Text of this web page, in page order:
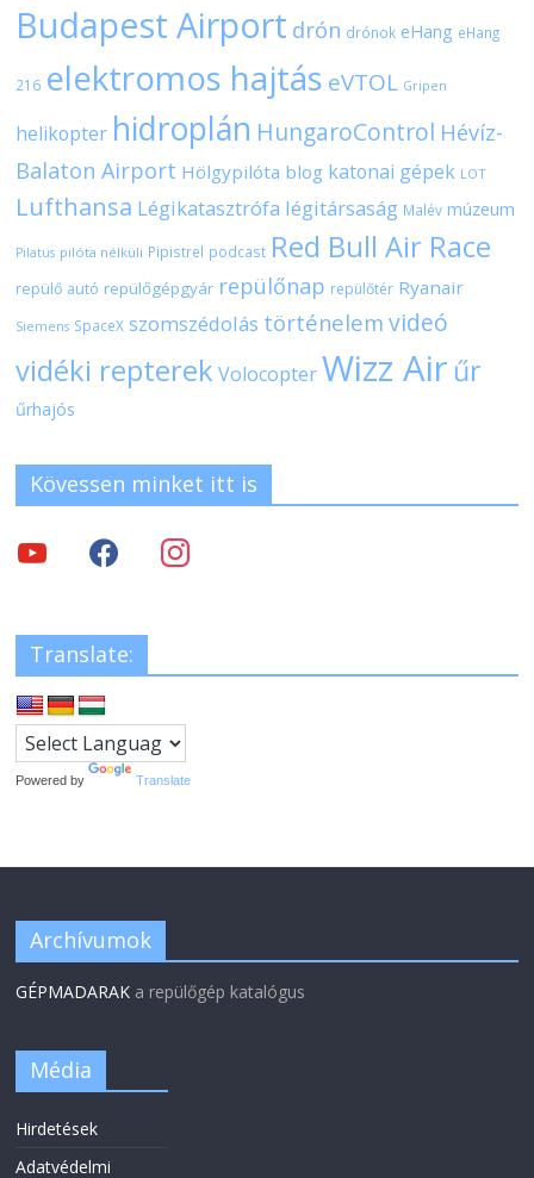
Budapest Airport drón drónok eHang eHang
216 elektromos hajtás eVTOL Gripen
helikopter hidroplán HungaroControl Hévíz-
Balaton Airport Hölgypilóta blog katonai gépek LOT
Lufthansa Légikatasztrófa légitársaság Malév múzeum
Pilatus pilóta nélküli Pipistrel podcast Red Bull Air Race
repülő autó repülőgépgyár repülőnap repülőtér Ryanair
Siemens SpaceX szomszédolás történelem videó
vidéki repterek Volocopter Wizz Air űr
űrhajós
Kövessen minket itt is
Translate:
Powered by Translate
Archívumok
GÉPMADARAK a repülőgép katalógus
Média
Hirdetések
Adatvédelmi